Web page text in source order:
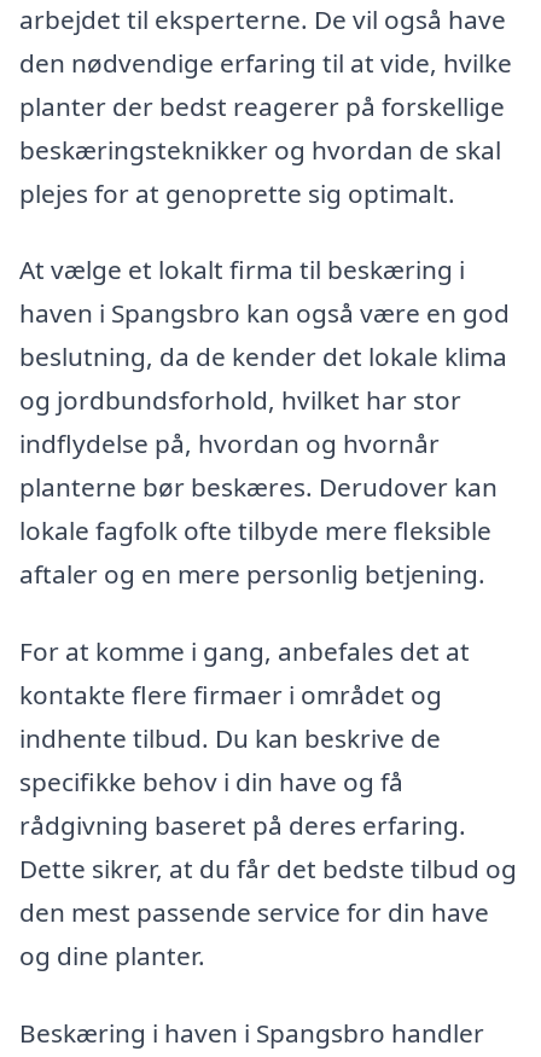
arbejdet til eksperterne. De vil også have
den nødvendige erfaring til at vide, hvilke
planter der bedst reagerer på forskellige
beskæringsteknikker og hvordan de skal
plejes for at genoprette sig optimalt.
At vælge et lokalt firma til beskæring i
haven i Spangsbro kan også være en god
beslutning, da de kender det lokale klima
og jordbundsforhold, hvilket har stor
indflydelse på, hvordan og hvornår
planterne bør beskæres. Derudover kan
lokale fagfolk ofte tilbyde mere fleksible
aftaler og en mere personlig betjening.
For at komme i gang, anbefales det at
kontakte flere firmaer i området og
indhente tilbud. Du kan beskrive de
specifikke behov i din have og få
rådgivning baseret på deres erfaring.
Dette sikrer, at du får det bedste tilbud og
den mest passende service for din have
og dine planter.
Beskæring i haven i Spangsbro handler